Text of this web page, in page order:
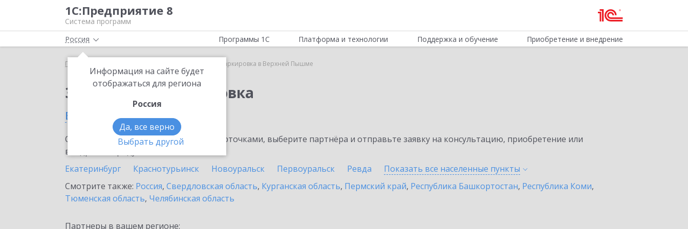
1С:Предприятие 8
Система программ
Россия
Информация на сайте будет
отображаться для региона
Россия
Да, все верно
Выбрать другой
Программы 1С Платформа и технологии Поддержка и обучение Приобретение и внедрение
Главная 1С:Маркировка в Верхней Пышме
Заказать 1С:Маркировка
в Верхней Пышме
Ознакомьтесь с информационными карточками, выберите партнёра и отправьте заявку на консультацию, приобретение или
внедрение продукта.
Екатеринбург
Краснотурьинск Новоуральск Первоуральск Ревда Показать все населенные пункты
Смотрите также: Россия, Свердловская область, Курганская область, Пермский край, Республика Башкортостан, Республика Коми,
Тюменская область, Челябинская область
Партнеры в вашем регионе: